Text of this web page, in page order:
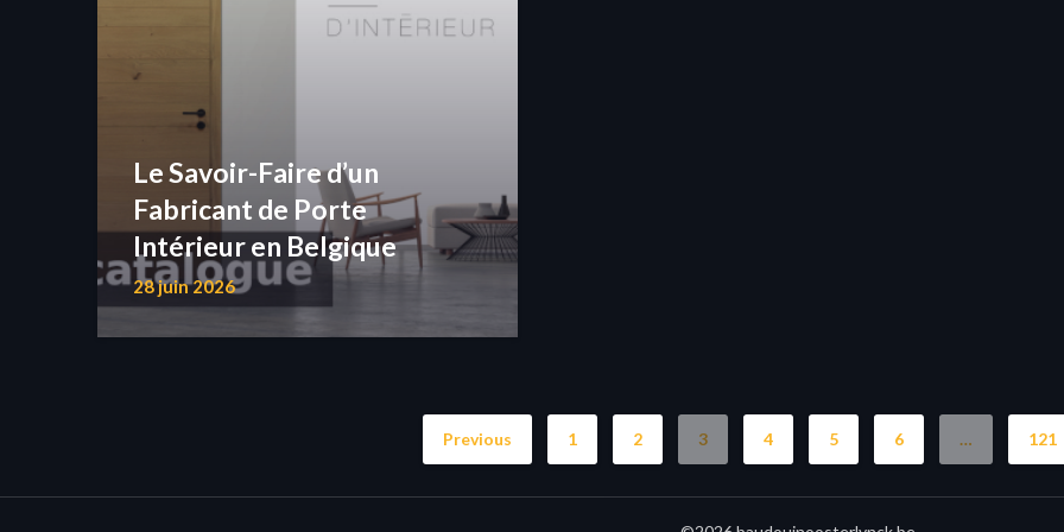
Le Savoir-Faire d’un
Fabricant de Porte
Intérieur en Belgique
28 juin 2026
Previous 1 2 3 4 5 6 … 121